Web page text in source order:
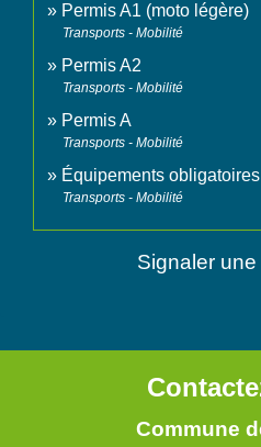
Permis A1 (moto légère)
Transports - Mobilité
Permis A2
Transports - Mobilité
Permis A
Transports - Mobilité
Équipements
Transports - Mobilité
Signaler
Commune